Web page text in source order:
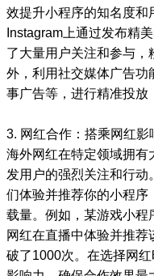
效提升小程序的知名度和
Instagram上通过发布精
了大量用户关注和参与
外，利用社交媒体广告功
事广告等，进行精准投放
3. 网红合作：搭乘网红影
海外网红在特定领域拥有
发用户的强烈关注和行
们体验并推荐你的小程序
载量。例如，某游戏小程
网红在直播中体验并推
破了1000次。在选择网